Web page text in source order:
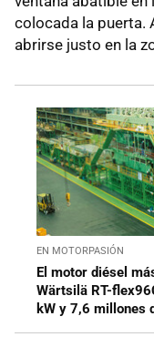
colocada la puerta.
abrirse justo en la
EN MOTORPASIÓN
El motor diésel
Wärtsilä RT-
kW y 7,6 millones